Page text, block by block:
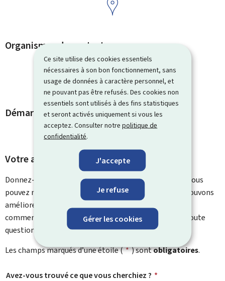
Ce site utilise des cookies essentiels
nécessaires à son bon fonctionnement, sans
usage de données à caractère personnel, et
ne pouvant pas être refusés. Des cookies non
essentiels sont utilisés à des fins statistiques
et seront activés uniquement si vous les
acceptez. Consulter notrepolitique de
confidentialité.
J'accepte
Je refuse
Gérer les cookies
Organismes de contact
Démarches et liens associés
Votre avis nous intéresse
Donnez-nous votre avis sur le contenu de cette page. Vous
pouvez nous laisser un commentaire sur ce que nous pouvons
améliorer. Vous ne recevrez pas de réponse à votre
commentaire. Utilisez le formulaire de contact pour toute
question particulière.
Les champs marqués d’une étoile ( * ) sontobligatoires.
Avez-vous trouvé ce que vous cherchiez ? *